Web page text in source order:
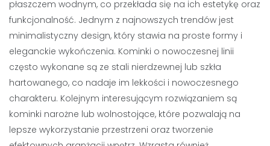
płaszczem wodnym, co przekłada się na ich estetykę oraz
funkcjonalność. Jednym z najnowszych trendów jest
minimalistyczny design, który stawia na proste formy i
eleganckie wykończenia. Kominki o nowoczesnej linii
często wykonane są ze stali nierdzewnej lub szkła
hartowanego, co nadaje im lekkości i nowoczesnego
charakteru. Kolejnym interesującym rozwiązaniem są
kominki narożne lub wolnostojące, które pozwalają na
lepsze wykorzystanie przestrzeni oraz tworzenie